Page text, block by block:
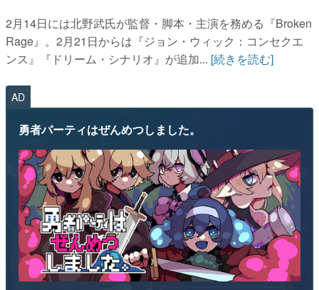
2月14日には北野武氏が監督・脚本・主演を務める『Broken
Rage』。2月21日からは『ジョン・ウィック：コンセクエ
ンス』『ドリーム・シナリオ』が追加... [続きを読む]
AD
勇者パーティはぜんめつしました。